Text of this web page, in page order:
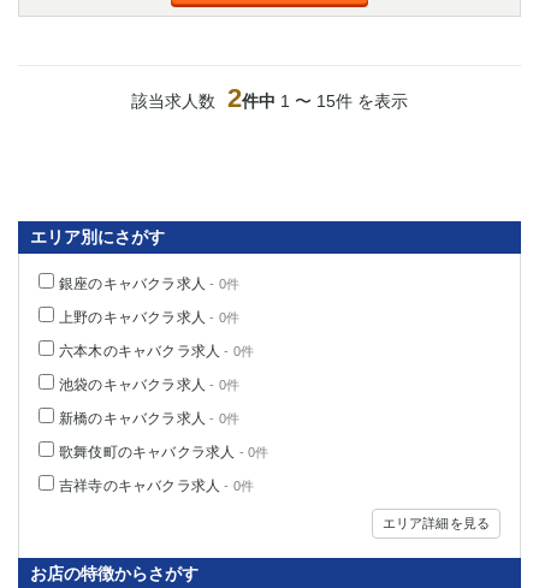
該当求人数 2件中 1 〜 15件 を表示
エリア別にさがす
銀座のキャバクラ求人- 0件
上野のキャバクラ求人- 0件
六本木のキャバクラ求人- 0件
池袋のキャバクラ求人- 0件
新橋のキャバクラ求人- 0件
歌舞伎町のキャバクラ求人 - 0件
吉祥寺のキャバクラ求人- 0件
エリア詳細を見る
お店の特徴からさがす
所沢
熊谷
成田
茂原
松戸
八千代台
東金
栃木県